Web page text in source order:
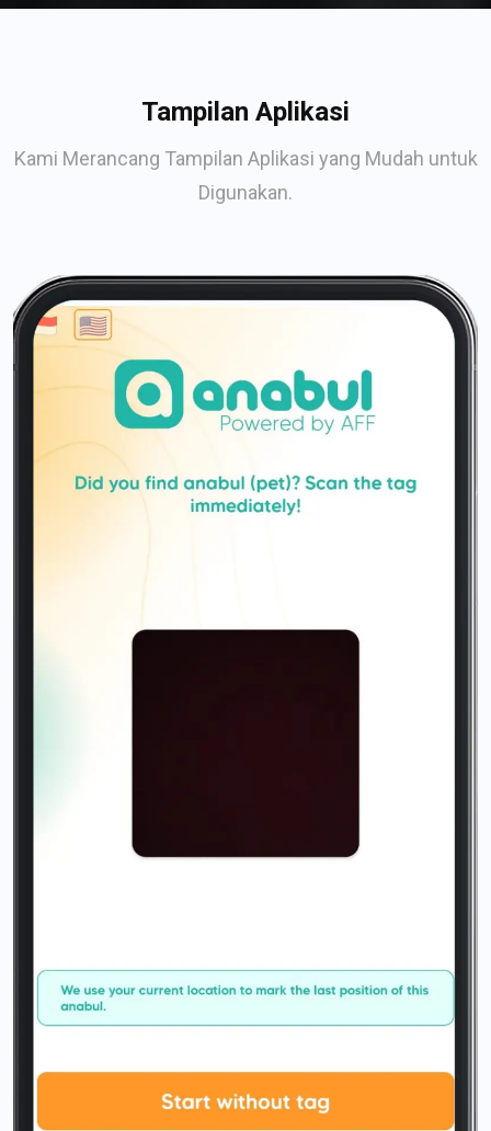
Tampilan Aplikasi
Kami Merancang Tampilan Aplikasi yang Mudah untuk
Digunakan.